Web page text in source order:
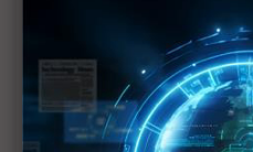
Google Pixel 10登場 全
Tensor G5處理器
三星2H25祭出兩大新品